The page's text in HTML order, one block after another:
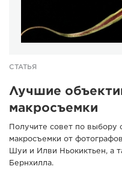
СТАТЬЯ
Лучшие
макросъемки
Получите совет по выбору
макросъемки от
Шуи и Илви Ньокиктьен, а
Бернхилла.